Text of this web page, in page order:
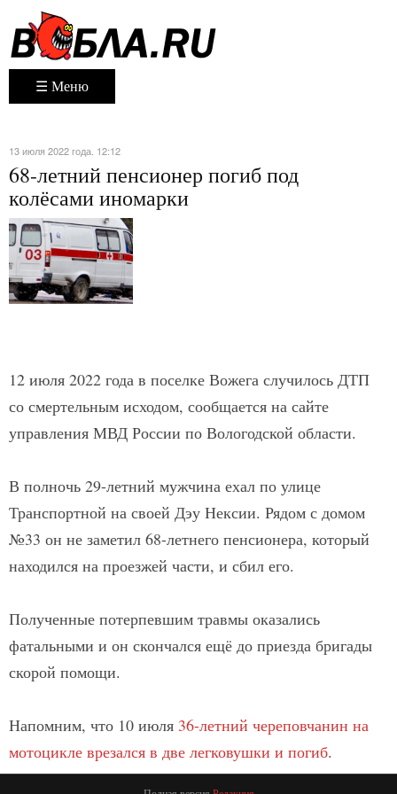
☰ Меню
13 июля 2022 года. 12:12
68-летний пенсионер погиб под
колёсами иномарки
12 июля 2022 года в поселке Вожега случилось ДТП
со смертельным исходом, сообщается на сайте
управления МВД России по Вологодской области.
В полночь 29-летний мужчина ехал по улице
Транспортной на своей Дэу Нексии. Рядом с домом
№33 он не заметил 68-летнего пенсионера, который
находился на проезжей части, и сбил его.
Полученные потерпевшим травмы оказались
фатальными и он скончался ещё до приезда бригады
скорой помощи.
Напомним, что 10 июля 36-летний череповчанин на
мотоцикле врезался в две легковушки и погиб.